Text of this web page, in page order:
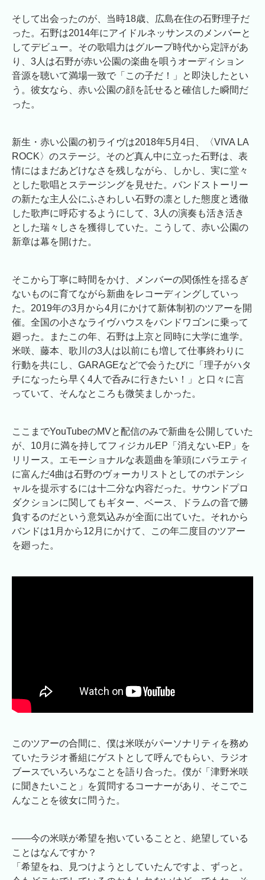
そして出会ったのが、当時18歳、広島在住の石野理子だ
った。石野は2014年にアイドルネッサンスのメンバーと
してデビュー。その歌唱力はグループ時代から定評があ
り、3人は石野が赤い公園の楽曲を唄うオーディション
音源を聴いて満場一致で「この子だ！」と即決したとい
う。彼女なら、赤い公園の顔を託せると確信した瞬間だ
った。
新生・赤い公園の初ライヴは2018年5月4日、〈VIVA LA
ROCK〉のステージ。そのど真ん中に立った石野は、表
情にはまだあどけなさを残しながら、しかし、実に堂々
とした歌唱とステージングを見せた。バンドストーリー
の新たな主人公にふさわしい石野の凛とした態度と透徹
した歌声に呼応するようにして、3人の演奏も活き活き
とした瑞々しさを獲得していた。こうして、赤い公園の
新章は幕を開けた。
そこから丁寧に時間をかけ、メンバーの関係性を揺るぎ
ないものに育てながら新曲をレコーディングしていっ
た。2019年の3月から4月にかけて新体制初のツアーを開
催。全国の小さなライヴハウスをバンドワゴンに乗って
廻った。またこの年、石野は上京と同時に大学に進学。
米咲、藤本、歌川の3人は以前にも増して仕事終わりに
行動を共にし、GARAGEなどで会うたびに「理子がハタ
チになったら早く4人で呑みに行きたい！」と口々に言
っていて、そんなところも微笑ましかった。
ここまでYouTubeのMVと配信のみで新曲を公開していた
が、10月に満を持してフィジカルEP「消えない‐EP」を
リリース。エモーショナルな表題曲を筆頭にバラエティ
に富んだ4曲は石野のヴォーカリストとしてのポテンシ
ャルを提示するには十二分な内容だった。サウンドプロ
ダクションに関してもギター、ベース、ドラムの音で勝
負するのだという意気込みが全面に出ていた。それから
バンドは1月から12月にかけて、この年二度目のツアー
を廻った。
このツアーの合間に、僕は米咲がパーソナリティを務め
ていたラジオ番組にゲストとして呼んでもらい、ラジオ
ブースでいろいろなことを語り合った。僕が「津野米咲
に聞きたいこと」を質問するコーナーがあり、そこでこ
んなことを彼女に問うた。
――今の米咲が希望を抱いていることと、絶望している
ことはなんですか？
「希望をね、見つけようとしていたんですよ、ずっと。